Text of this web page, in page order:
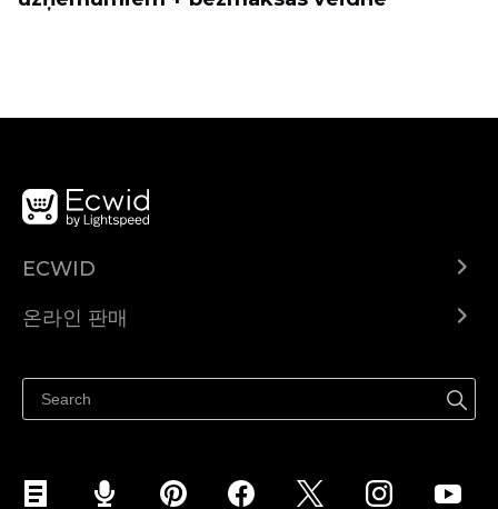
ECWID
도움말 센터
온라인 판매
페이스북에서 판매하기
인스타그램에서 판매하기